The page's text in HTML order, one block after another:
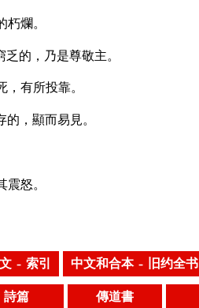
爛。
的，乃是尊敬主。
有所投靠。
，顯而易見。
怒。
– 索引 中文和合本 – 旧约全书
詩篇 傳道書